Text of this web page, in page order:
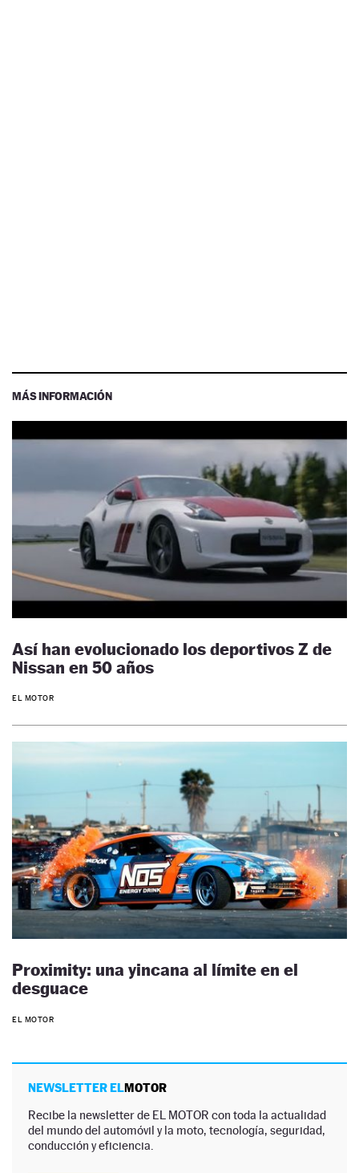
MÁS INFORMACIÓN
Así han evolucionado los deportivos Z de
Nissan en 50 años
EL MOTOR
Proximity: una yincana al límite en el
desguace
EL MOTOR
NEWSLETTER ELMOTOR
Recibe la newsletter de EL MOTOR con toda la actualidad
del mundo del automóvil y la moto, tecnología, seguridad,
conducción y eficiencia.